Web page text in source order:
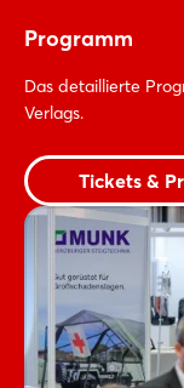
Programm
Das detaillierte
Verlags.
Tickets &